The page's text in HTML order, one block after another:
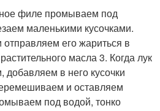
филе промываем под
маленькими кусочками.
его жариться в
масла 3. Когда лук
добавляем в него кусочки
и оставляем
под водой, тонко